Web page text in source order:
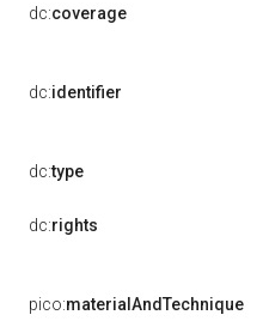
dc:coverage
dc:identifier
dc:type
dc:rights
pico:materialAndTechnique